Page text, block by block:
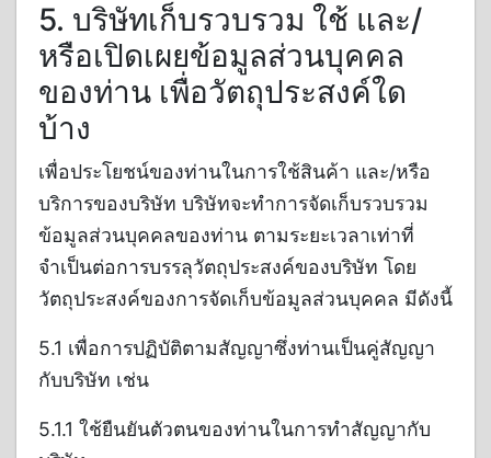
5. บริษัทเก็บรวบรวม ใช้ และ/
หรือเปิดเผยข้อมูลส่วนบุคคล
ของท่าน เพื่อวัตถุประสงค์ใด
บ้าง
เพื่อประโยชน์ของท่านในการใช้สินค้า และ/หรือ
บริการของบริษัท บริษัทจะทำการจัดเก็บรวบรวม
ข้อมูลส่วนบุคคลของท่าน ตามระยะเวลาเท่าที่
จำเป็นต่อการบรรลุวัตถุประสงค์ของบริษัท โดย
วัตถุประสงค์ของการจัดเก็บข้อมูลส่วนบุคคล มีดังนี้
5.1 เพื่อการปฏิบัติตามสัญญาซึ่งท่านเป็นคู่สัญญา
กับบริษัท เช่น
5.1.1 ใช้ยืนยันตัวตนของท่านในการทำสัญญากับ